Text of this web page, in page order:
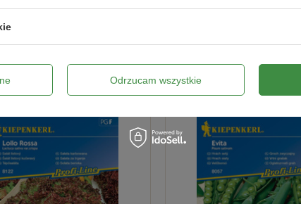
Odrzucam wszystkie